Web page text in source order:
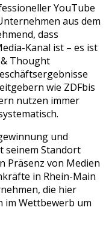
YouTube
aus dem
dass
Kanal ist – es ist
Thought
wie ZDFbis
nutzen immer
und
seinem Standort
Präsenz von Medien
in Rhein-Main
die hier
im Wettbewerb um